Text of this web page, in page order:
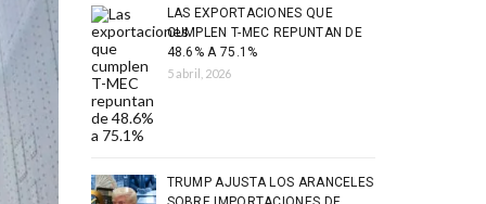
LAS EXPORTACIONES QUE
CUMPLEN T-MEC REPUNTAN DE
48.6% A 75.1%
5 abril, 2026
TRUMP AJUSTA LOS ARANCELES